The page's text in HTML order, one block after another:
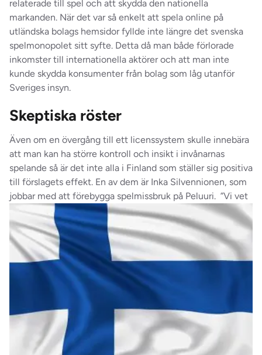
relaterade till spel och att skydda den nationella
markanden. När det var så enkelt att spela online på
utländska bolags hemsidor fyllde inte längre det svenska
spelmonopolet sitt syfte. Detta då man både förlorade
inkomster till internationella aktörer och att man inte
kunde skydda konsumenter från bolag som låg utanför
Sveriges insyn.
Skeptiska röster
Även om en övergång till ett licenssystem skulle innebära
att man kan ha större kontroll och insikt i invånarnas
spelande så är det inte alla i Finland som ställer sig positiva
till förslagets effekt. En av dem är Inka Silvennionen, som
jobbar med att förebygga spelmissbruk på Peluuri. ”Vi vet